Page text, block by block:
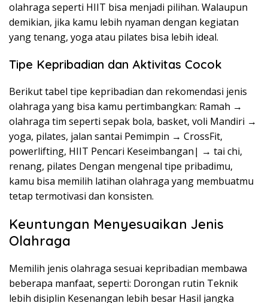
olahraga seperti HIIT bisa menjadi pilihan. Walaupun
demikian, jika kamu lebih nyaman dengan kegiatan
yang tenang, yoga atau pilates bisa lebih ideal.
Tipe Kepribadian dan Aktivitas Cocok
Berikut tabel tipe kepribadian dan rekomendasi jenis
olahraga yang bisa kamu pertimbangkan: Ramah →
olahraga tim seperti sepak bola, basket, voli Mandiri →
yoga, pilates, jalan santai Pemimpin → CrossFit,
powerlifting, HIIT Pencari Keseimbangan| → tai chi,
renang, pilates Dengan mengenal tipe pribadimu,
kamu bisa memilih latihan olahraga yang membuatmu
tetap termotivasi dan konsisten.
Keuntungan Menyesuaikan Jenis
Olahraga
Memilih jenis olahraga sesuai kepribadian membawa
beberapa manfaat, seperti: Dorongan rutin Teknik
lebih disiplin Kesenangan lebih besar Hasil jangka